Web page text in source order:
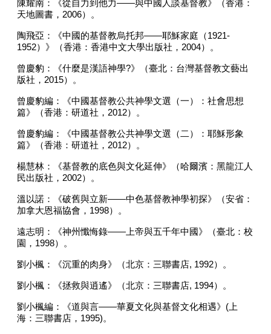
陳耀南：《從自力到他力——與中國人談基督教》（香港：
天地圖書， 2006）。
陶飛亞：《中國的基督教烏托邦——耶穌家庭（1921-
1952）》（香港：香港中文大學出版社， 2004）。
曾慶豹：《什麼是漢語神學?》（臺北：台灣基督教文藝出
版社， 2015）。
曾慶豹編：《中國基督教公共神學文選（一）：社會思想
篇》（香港：研道社， 2012）。
曾慶豹編：《中國基督教公共神學文選（二）：耶穌形象
篇》（香港：研道社， 2012）。
楊慧林：《基督教的底色與文化延伸》（哈爾濱：黑龍江人
民出版社， 2002）。
溫以諾：《破舊與立新——中色基督教神學初探》（安省：
加拿大恩福協會， 1998）。
遠志明：《神州懺悔錄—— 上帝與五千年中國》（臺北：校
園， 1998）。
劉小楓：《沉重的肉身》（北京：三聯書店, 1992）。
劉小楓：《拯救與逍遙》（北京：三聯書店, 1994）。
劉小楓編：《道與言——華夏文化與基督文化相遇》 ( 上
海：三聯書店， 1995)。